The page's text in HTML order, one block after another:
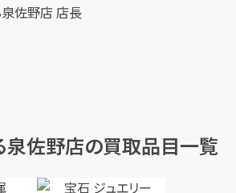
佐野店 店長
泉佐野店の買取品目一覧